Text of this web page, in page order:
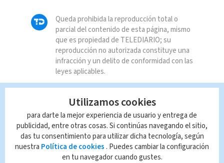
Queda prohibida la reproducción total o
parcial del contenido de esta página, mismo
que es propiedad de TELEDIARIO; su
reproducción no autorizada constituye una
infracción y un delito de conformidad con las
leyes aplicables.
Utilizamos cookies
para darte la mejor experiencia de usuario y entrega de
publicidad, entre otras cosas. Si continúas navegando el sitio,
das tu consentimiento para utilizar dicha tecnología, según
nuestra Política de cookies . Puedes cambiar la configuración
en tu navegador cuando gustes.